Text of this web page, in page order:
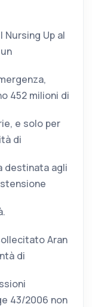
Up al
452 milioni di
e solo per
di
destinata agli
Aran
di
43/2006 non